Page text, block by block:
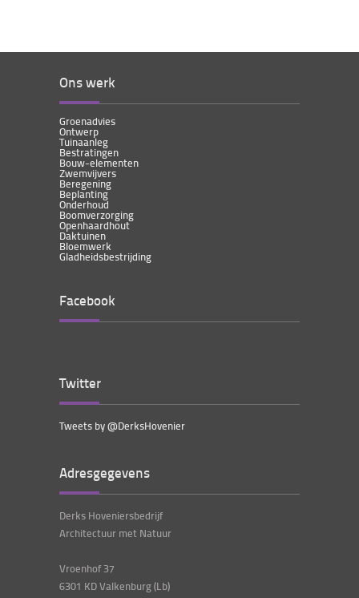
Ons werk
Groenadvies
Ontwerp
Tuinaanleg
Bestratingen
Bouw-elementen
Zwemvijvers
Beregening
Beplanting
Onderhoud
Boomverzorging
Openhaardhout
Daktuinen
Bloemwerk
Gladheidsbestrijding
Facebook
Twitter
Tweets by @DerksHovenier
Adresgegevens
Derks Hoveniersbedrijf
Architectuur met Natuur
Vroenhof 37
6301 KD Valkenburg (Lb)